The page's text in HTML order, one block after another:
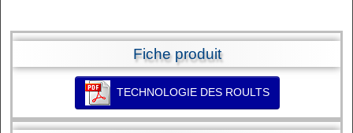
Fiche produit
TECHNOLOGIE DES ROULTS